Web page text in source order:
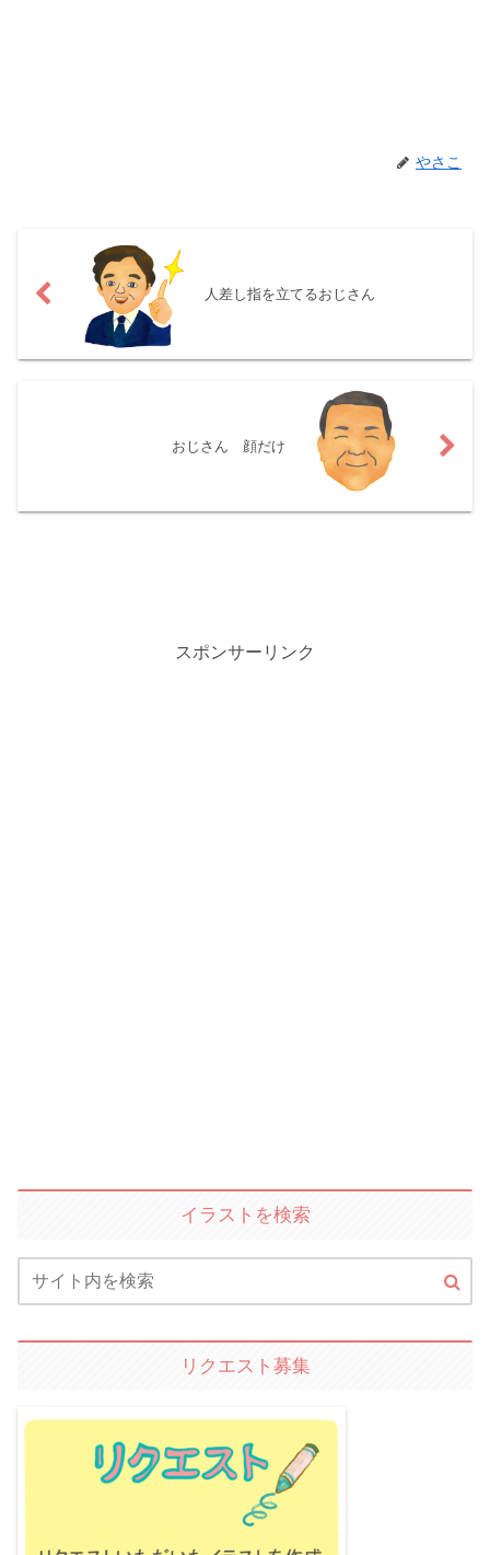
やさこ
人差し指を立てるおじさん
おじさん 顔だけ
スポンサーリンク
イラストを検索
リクエスト募集